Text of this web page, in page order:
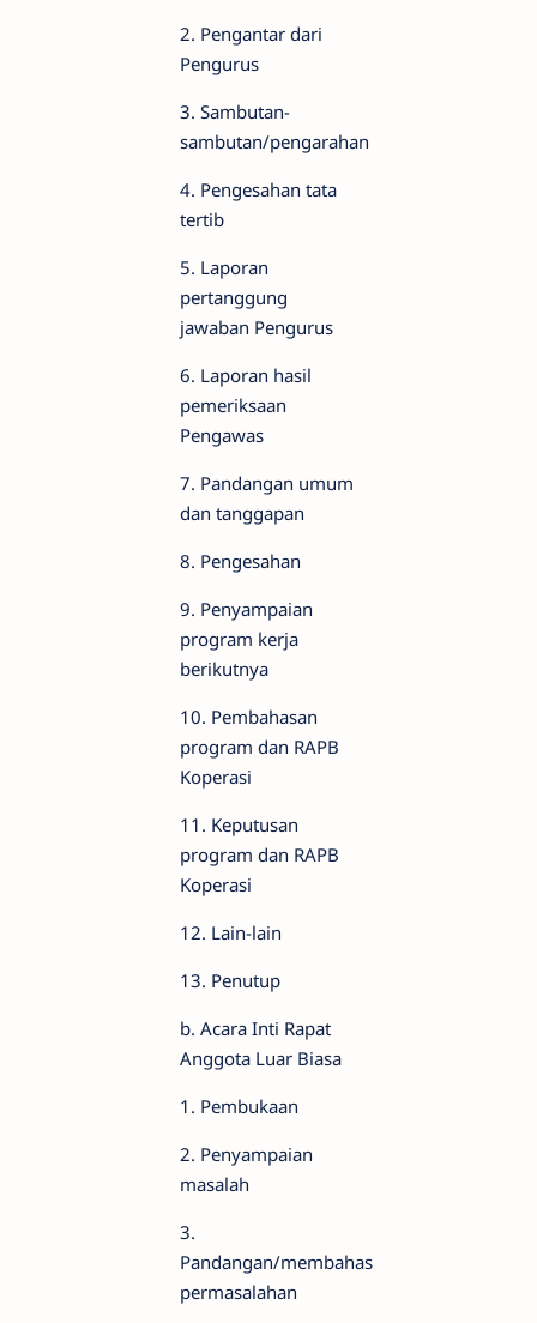
2. Pengantar dari
Pengurus
3. Sambutan-
sambutan/pengarahan
4. Pengesahan tata
tertib
5. Laporan
pertanggung
jawaban Pengurus
6. Laporan hasil
pemeriksaan
Pengawas
7. Pandangan umum
dan tanggapan
8. Pengesahan
9. Penyampaian
program kerja
berikutnya
10. Pembahasan
program dan RAPB
Koperasi
11. Keputusan
program dan RAPB
Koperasi
12. Lain-lain
13. Penutup
b. Acara Inti Rapat
Anggota Luar Biasa
1. Pembukaan
2. Penyampaian
masalah
3.
Pandangan/membahas
permasalahan